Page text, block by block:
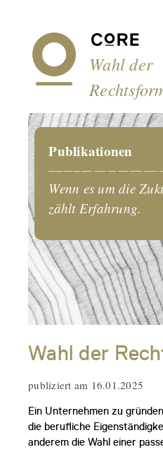
Wahl der
Publikationen
Wenn es um die
zählt Erfahrung.
Wahl der
publiziert am 16.01.2025
Ein Unternehmen zu
die berufliche
anderem die Wahl einer